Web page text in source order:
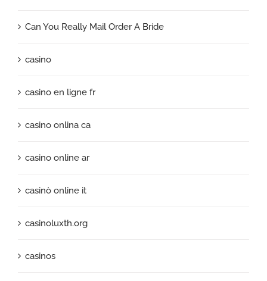
Can You Really Mail Order A Bride
casino
casino en ligne fr
casino onlina ca
casino online ar
casinò online it
casinoluxth.org
casinos